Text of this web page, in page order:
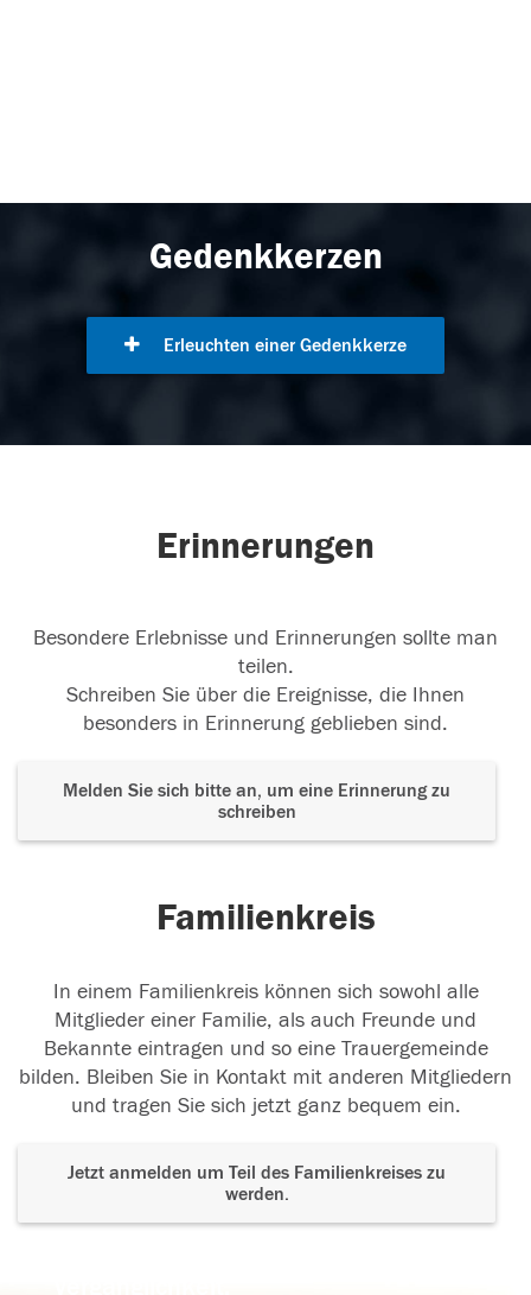
Gedenkkerzen
Erleuchten einer Gedenkkerze
Erinnerungen
Besondere Erlebnisse und Erinnerungen sollte man
teilen.
Schreiben Sie über die Ereignisse, die Ihnen
besonders in Erinnerung geblieben sind.
Melden Sie sich bitte an, um eine Erinnerung zu
schreiben
Familienkreis
In einem Familienkreis können sich sowohl alle
Mitglieder einer Familie, als auch Freunde und
Bekannte eintragen und so eine Trauergemeinde
bilden. Bleiben Sie in Kontakt mit anderen Mitgliedern
und tragen Sie sich jetzt ganz bequem ein.
Jetzt anmelden um Teil des Familienkreises zu
werden.